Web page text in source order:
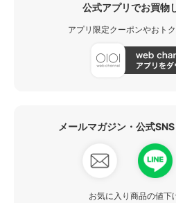
公式アプリでお買物
アプリ限定クーポンやおト
メールマガジン・公式
お気に入り商品の値下